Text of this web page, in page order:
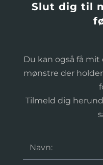
Slut dig til
Du kan også få mit
mønstre der
Tilmeld dig